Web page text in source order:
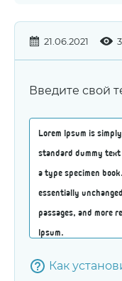
21.06.2021
Введите свой
Как